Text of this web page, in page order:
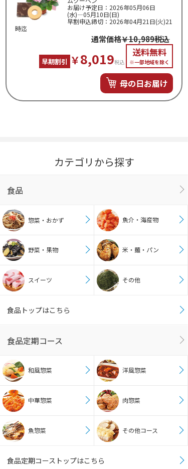
お届け予定日：2026年05月06日
(水)―05月10日(日)
早割申込締切：2026年04月21日(火)21
時迄
通常価格￥10,989税込
早期割引 ￥8,019税込
送料無料
※一部地域を除く
母の日お届け
カテゴリから探す
食品
惣菜・おかず 魚介・海産物
野菜・果物 米・麺・パン
スイーツ その他
食品トップはこちら
食品定期コース
和風惣菜 洋風惣菜
中華惣菜 肉惣菜
魚惣菜 その他コース
食品定期コーストップはこちら